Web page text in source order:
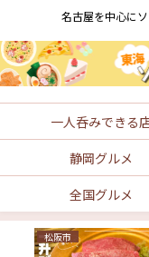
名古屋を中心に
一人呑みできる
静岡グルメ
全国グルメ
松阪市